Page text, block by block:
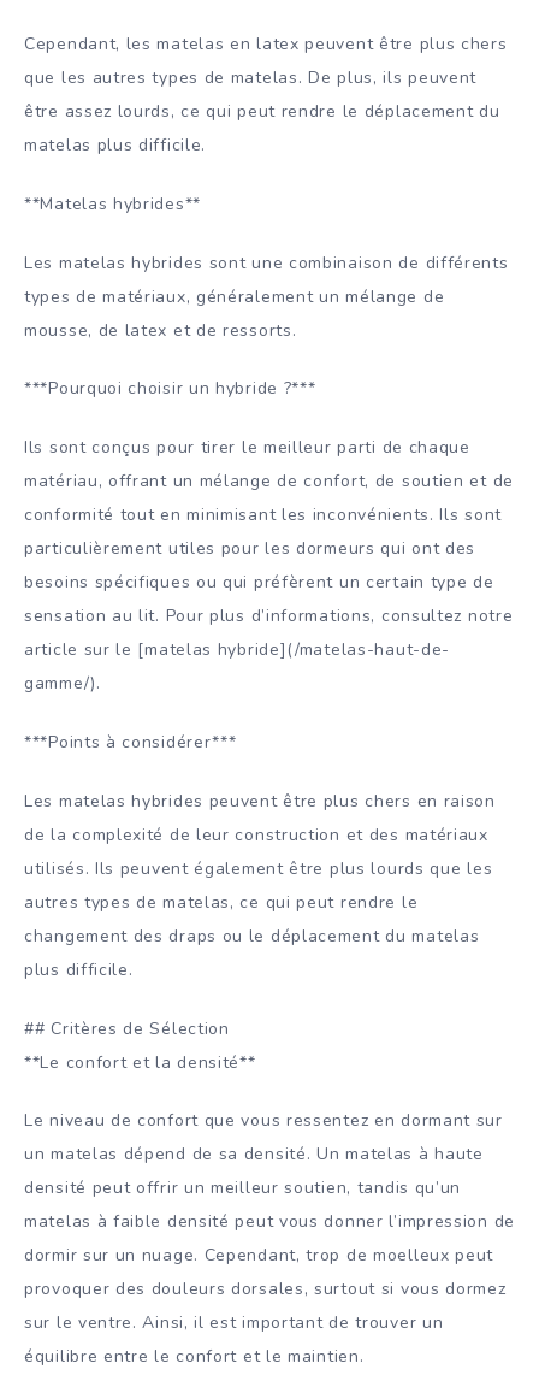
Cependant, les matelas en latex peuvent être plus chers
que les autres types de matelas. De plus, ils peuvent
être assez lourds, ce qui peut rendre le déplacement du
matelas plus difficile.
**Matelas hybrides**
Les matelas hybrides sont une combinaison de différents
types de matériaux, généralement un mélange de
mousse, de latex et de ressorts.
***Pourquoi choisir un hybride ?***
Ils sont conçus pour tirer le meilleur parti de chaque
matériau, offrant un mélange de confort, de soutien et de
conformité tout en minimisant les inconvénients. Ils sont
particulièrement utiles pour les dormeurs qui ont des
besoins spécifiques ou qui préfèrent un certain type de
sensation au lit. Pour plus d’informations, consultez notre
article sur le [matelas hybride](/matelas-haut-de-
gamme/).
***Points à considérer***
Les matelas hybrides peuvent être plus chers en raison
de la complexité de leur construction et des matériaux
utilisés. Ils peuvent également être plus lourds que les
autres types de matelas, ce qui peut rendre le
changement des draps ou le déplacement du matelas
plus difficile.
## Critères de Sélection
**Le confort et la densité**
Le niveau de confort que vous ressentez en dormant sur
un matelas dépend de sa densité. Un matelas à haute
densité peut offrir un meilleur soutien, tandis qu’un
matelas à faible densité peut vous donner l’impression de
dormir sur un nuage. Cependant, trop de moelleux peut
provoquer des douleurs dorsales, surtout si vous dormez
sur le ventre. Ainsi, il est important de trouver un
équilibre entre le confort et le maintien.